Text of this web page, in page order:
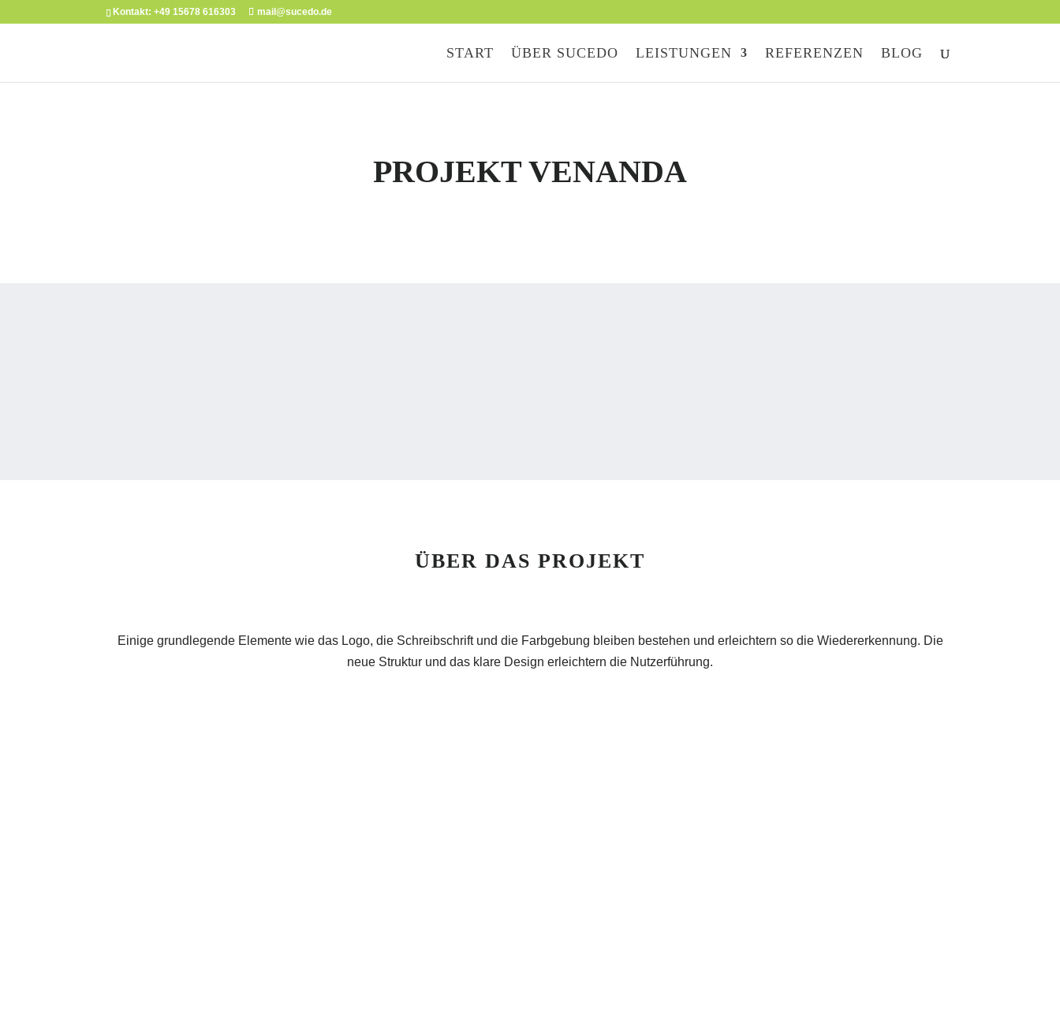
Kontakt: +49 15678 616303 mail@sucedo.de
START ÜBER SUCEDO LEISTUNGEN REFERENZEN BLOG
PROJEKT VENANDA
ÜBER DAS PROJEKT
Einige grundlegende Elemente wie das Logo, die Schreibschrift und die Farbgebung bleiben bestehen und erleichtern so die Wiedererkennung. Die
neue Struktur und das klare Design erleichtern die Nutzerführung.